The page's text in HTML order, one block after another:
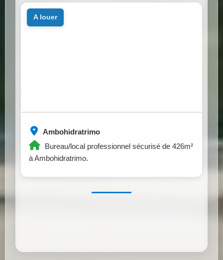
Ambohidratrimo
Bureau/local professionnel sécurisé de 426m²
à Ambohidratrimo.
a louer